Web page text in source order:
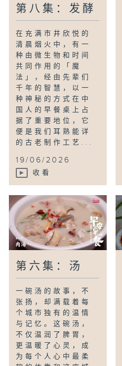
第八集：发酵
在充满市井欣悦的
清晨烟火中，有一
种由微生物和时间
共同作用的「魔
法」，经由先辈们
千年的智慧，以一
种神秘的方式在中
国人的早餐桌上占
据了重要地位，它
便是我们耳熟能详
的古老制作工艺...
19/06/2026
收看
第六集：汤
一碗汤的故事，不
张扬，却满载着每
个城市独有的温情
与记忆。这碗汤，
不仅温润了脾胃，
更温暖了心灵，成
为每个人心中最柔